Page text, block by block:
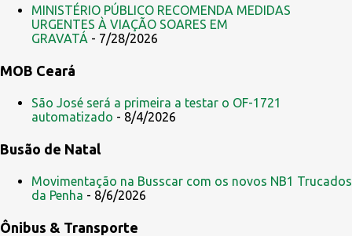
o
s
MINISTÉRIO PÚBLICO RECOMENDA MEDIDAS
URGENTES À VIAÇÃO SOARES EM
GRAVATÁ - 7/28/2026
MOB Ceará
São José será a primeira a testar o OF-1721
automatizado - 8/4/2026
Busão de Natal
Movimentação na Busscar com os novos NB1 Trucados
da Penha - 8/6/2026
Ônibus & Transporte